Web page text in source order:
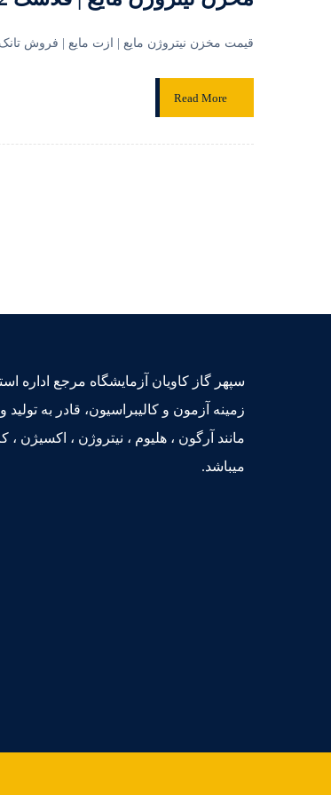
قیمت مخزن نیتروژن مایع | ازت مایع | فروش تانک
Read More
زمینه آزمون و کالیبراسیون، قادر به
مانند آرگون ، هلیوم ، نیتروژن ، اکسیژن
میباشد.